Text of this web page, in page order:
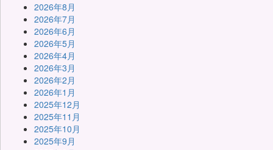
2026年8月
2026年7月
2026年6月
2026年5月
2026年4月
2026年3月
2026年2月
2026年1月
2025年12月
2025年11月
2025年10月
2025年9月